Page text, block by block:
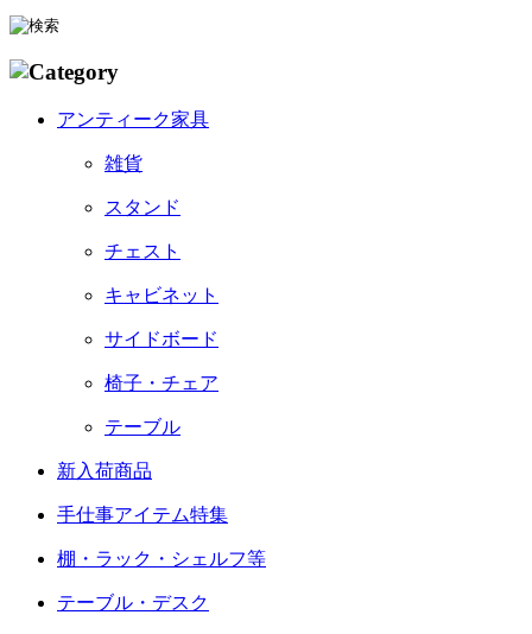
アンティーク家具
雑貨
スタンド
チェスト
キャビネット
サイドボード
椅子・チェア
テーブル
新入荷商品
手仕事アイテム特集
棚・ラック・シェルフ等
テーブル・デスク